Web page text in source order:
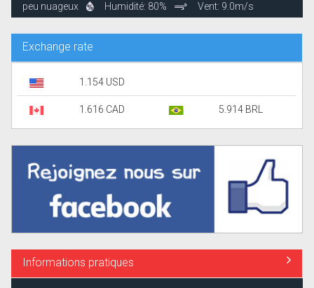
peu nuageux Humidité: 80% Vent: 9.0m/s
Exchange rate
1.154 USD
1.616 CAD 5.914 BRL
Informations pratiques